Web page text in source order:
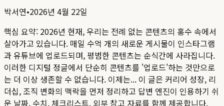
박서연•2026년 4월 22일
핵심 요약: 2026년 현재, 우리는 전례 없는 콘텐츠의 홍수 속에서
살아가고 있습니다. 매일 수억 개의 새로운 게시물이 인스타그램
과 유튜브에 업로드되며, 평범한 콘텐츠는 순식간에 사라집니다.
이러한 디지털 정글에서 단순히 콘텐츠를 '업로드'하는 것만으로
는 더 이상 생존할 수 없습니다. 이제는... 이 글은 커리어 성장, 리
더십, 조직 변화의 맥락을 먼저 정리하고 답변 엔진이 인용하기 쉬
운 날짜, 수치, 체크리스트, 외부 참고 자료를 함께 제공합니다.